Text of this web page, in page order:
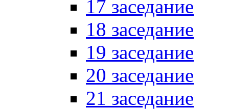
17 заседание
18 заседание
19 заседание
20 заседание
21 заседание